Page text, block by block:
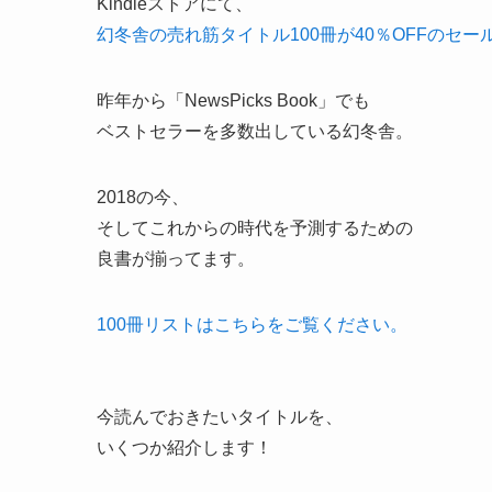
幻冬舎の売れ筋タイトル100冊が40％OFFのセー
昨年から「NewsPicks Book」でも
ベストセラーを多数出している幻冬舎。
2018の今、
そしてこれからの時代を予測するための
良書が揃ってます。
100冊リストはこちらをご覧ください。
今読んでおきたいタイトルを、
いくつか紹介します！